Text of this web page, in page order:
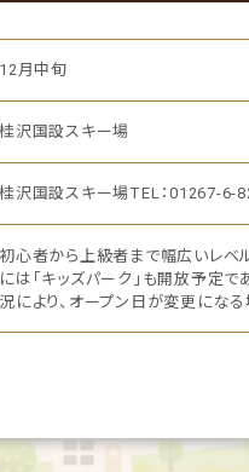
12月中旬
桂沢国設スキー場
桂沢国設スキー場TEL：01267-6-
初心者から上級者まで幅広いレベ
には「キッズパーク」も開放予定
況により、オープン日が変更になる